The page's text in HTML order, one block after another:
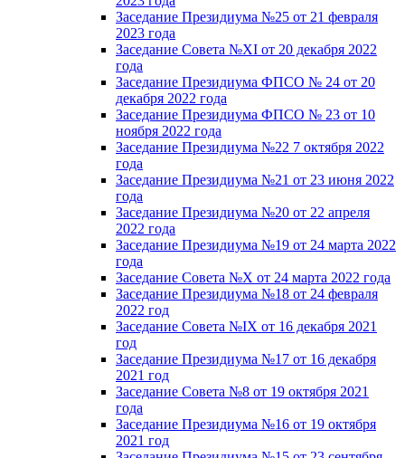
Заседание Президиума №25 от 21 февраля
2023 года
Заседание Совета №XI от 20 декабря 2022
года
Заседание Президиума ФПСО № 24 от 20
декабря 2022 года
Заседание Президиума ФПСО № 23 от 10
ноября 2022 года
Заседание Президиума №22 7 октября 2022
года
Заседание Президиума №21 от 23 июня 2022
года
Заседание Президиума №20 от 22 апреля
2022 года
Заседание Президиума №19 от 24 марта 2022
года
Заседание Совета №X от 24 марта 2022 года
Заседание Президиума №18 от 24 февраля
2022 год
Заседание Совета №IX от 16 декабря 2021
год
Заседание Президиума №17 от 16 декабря
2021 год
Заседание Совета №8 от 19 октября 2021
года
Заседание Президиума №16 от 19 октября
2021 год